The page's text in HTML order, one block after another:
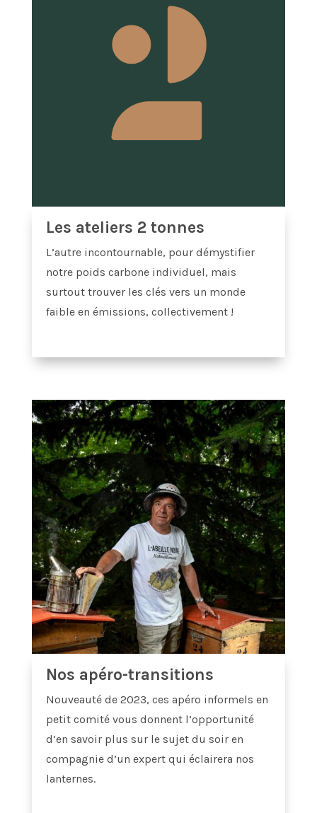
Les ateliers 2 tonnes
L’autre incontournable, pour démystifier
notre poids carbone individuel, mais
surtout trouver les clés vers un monde
faible en émissions, collectivement !
Nos apéro-transitions
Nouveauté de 2023, ces apéro informels en
petit comité vous donnent l’opportunité
d’en savoir plus sur le sujet du soir en
compagnie d’un expert qui éclairera nos
lanternes.